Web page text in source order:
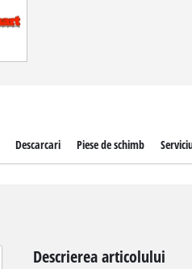
Descarcari Piese de schimb
Descrierea articolului